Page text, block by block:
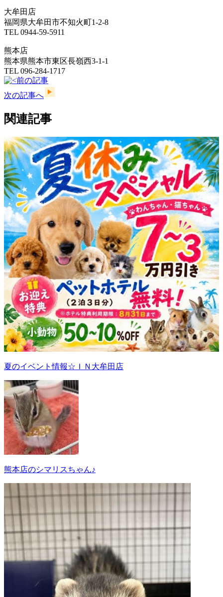
大牟田店
福岡県大牟田市不知火町1-2-8
TEL 0944-59-5911
熊本店
熊本県熊本市東区長嶺西3-1-1
TEL 096-284-1717
前の記事
次の記事へ
関連記事
夏のイベント情報☆ＩＮ大牟田店
熊本店のシマリスちゃん♪